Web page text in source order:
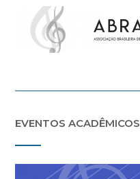
EVENTOS ACADÊMICOS